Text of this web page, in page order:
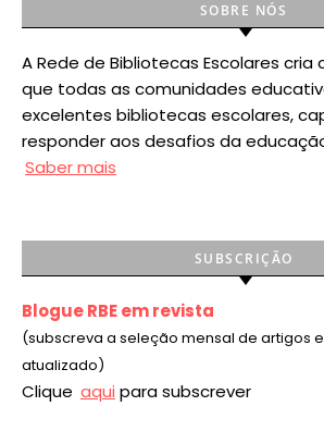
SOBRE NÓS
A Rede de Bibliotecas Escolares
que todas as comunidades
excelentes bibliotecas escolares,
responder aos desafios da
Saber mais
SUBSCRIÇÃO
Blogue RBE em revista
(subscreva a seleção mensal de artigos
atualizado)
Clique aqui para subscrever